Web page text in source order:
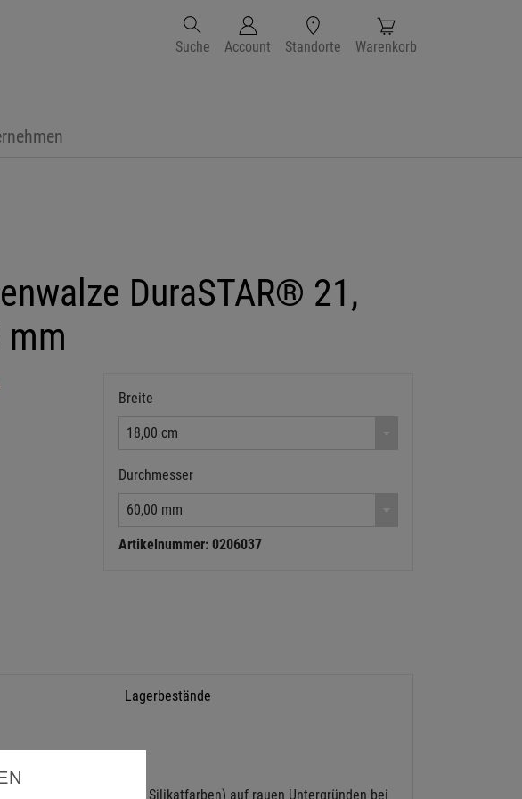
Suche Account Standorte Warenkorb
DuraSTAR® 21,
mm
Breite
18,00 cm
Durchmesser
60,00 mm
Artikelnummer: 0206037
Lagerbestände
mm
aller Art (auch Silikatfarben) auf rauen Untergründen bei